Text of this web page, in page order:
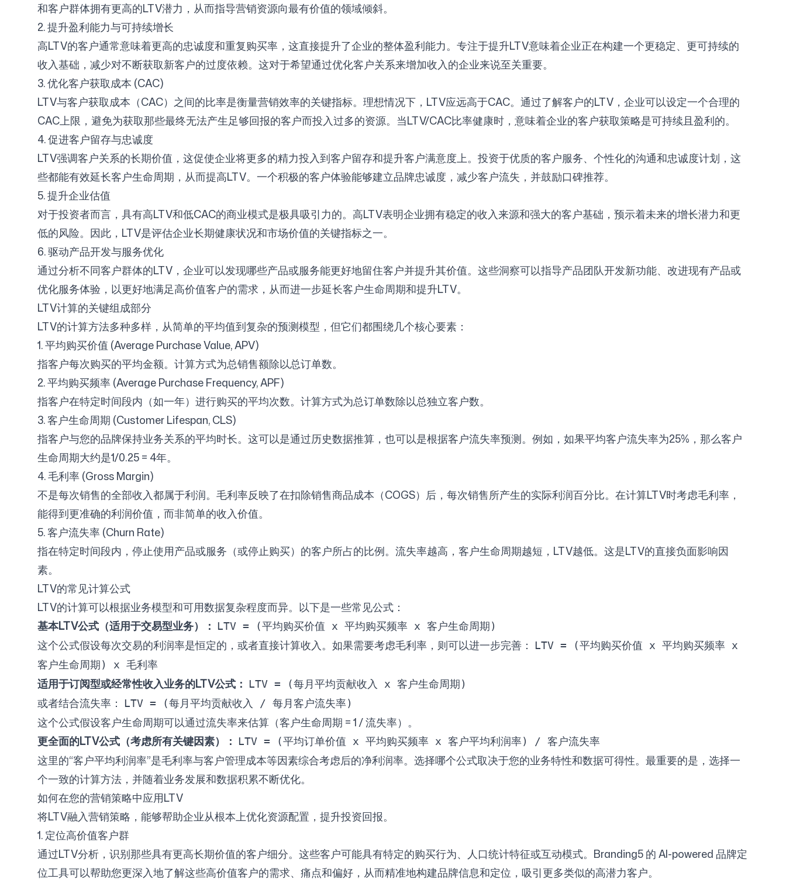
和客户群体拥有更高的LTV潜力，从而指导营销资源向最有价值的领域倾斜。
2. 提升盈利能力与可持续增长
高LTV的客户通常意味着更高的忠诚度和重复购买率，这直接提升了企业的整体盈利能力。专注于提升LTV意味着企业正在构建一个更稳定、更可持续的
收入基础，减少对不断获取新客户的过度依赖。这对于希望通过优化客户关系来增加收入的企业来说至关重要。
3. 优化客户获取成本 (CAC)
LTV与客户获取成本（CAC）之间的比率是衡量营销效率的关键指标。理想情况下，LTV应远高于CAC。通过了解客户的LTV，企业可以设定一个合理的
CAC上限，避免为获取那些最终无法产生足够回报的客户而投入过多的资源。当LTV/CAC比率健康时，意味着企业的客户获取策略是可持续且盈利的。
4. 促进客户留存与忠诚度
LTV强调客户关系的长期价值，这促使企业将更多的精力投入到客户留存和提升客户满意度上。投资于优质的客户服务、个性化的沟通和忠诚度计划，这
些都能有效延长客户生命周期，从而提高LTV。一个积极的客户体验能够建立品牌忠诚度，减少客户流失，并鼓励口碑推荐。
5. 提升企业估值
对于投资者而言，具有高LTV和低CAC的商业模式是极具吸引力的。高LTV表明企业拥有稳定的收入来源和强大的客户基础，预示着未来的增长潜力和更
低的风险。因此，LTV是评估企业长期健康状况和市场价值的关键指标之一。
6. 驱动产品开发与服务优化
通过分析不同客户群体的LTV，企业可以发现哪些产品或服务能更好地留住客户并提升其价值。这些洞察可以指导产品团队开发新功能、改进现有产品或
优化服务体验，以更好地满足高价值客户的需求，从而进一步延长客户生命周期和提升LTV。
LTV计算的关键组成部分
LTV的计算方法多种多样，从简单的平均值到复杂的预测模型，但它们都围绕几个核心要素：
1. 平均购买价值 (Average Purchase Value, APV)
指客户每次购买的平均金额。计算方式为总销售额除以总订单数。
2. 平均购买频率 (Average Purchase Frequency, APF)
指客户在特定时间段内（如一年）进行购买的平均次数。计算方式为总订单数除以总独立客户数。
3. 客户生命周期 (Customer Lifespan, CLS)
指客户与您的品牌保持业务关系的平均时长。这可以是通过历史数据推算，也可以是根据客户流失率预测。例如，如果平均客户流失率为25%，那么客户
生命周期大约是1/0.25 = 4年。
4. 毛利率 (Gross Margin)
不是每次销售的全部收入都属于利润。毛利率反映了在扣除销售商品成本（COGS）后，每次销售所产生的实际利润百分比。在计算LTV时考虑毛利率，
能得到更准确的利润价值，而非简单的收入价值。
5. 客户流失率 (Churn Rate)
指在特定时间段内，停止使用产品或服务（或停止购买）的客户所占的比例。流失率越高，客户生命周期越短，LTV越低。这是LTV的直接负面影响因
素。
LTV的常见计算公式
LTV的计算可以根据业务模型和可用数据复杂程度而异。以下是一些常见公式：
基本LTV公式（适用于交易型业务）：
LTV = (平均购买价值 x 平均购买频率 x 客户生命周期)
这个公式假设每次交易的利润率是恒定的，或者直接计算收入。如果需要考虑毛利率，则可以进一步完善：
LTV = (平均购买价值 x 平均购买频率 x
客户生命周期) x 毛利率
适用于订阅型或经常性收入业务的LTV公式： LTV = (每月平均贡献收入 x 客户生命周期)
或者结合流失率： LTV = (每月平均贡献收入 / 每月客户流失率)
这个公式假设客户生命周期可以通过流失率来估算（客户生命周期 = 1 / 流失率）。
更全面的LTV公式（考虑所有关键因素）：
LTV = (平均订单价值 x 平均购买频率 x 客户平均利润率) / 客户流失率
这里的“客户平均利润率”是毛利率与客户管理成本等因素综合考虑后的净利润率。选择哪个公式取决于您的业务特性和数据可得性。最重要的是，选择一
个一致的计算方法，并随着业务发展和数据积累不断优化。
如何在您的营销策略中应用LTV
将LTV融入营销策略，能够帮助企业从根本上优化资源配置，提升投资回报。
1. 定位高价值客户群
通过LTV分析，识别那些具有更高长期价值的客户细分。这些客户可能具有特定的购买行为、人口统计特征或互动模式。Branding5 的 AI-powered 品牌定
位工具可以帮助您更深入地了解这些高价值客户的需求、痛点和偏好，从而精准地构建品牌信息和定位，吸引更多类似的高潜力客户。